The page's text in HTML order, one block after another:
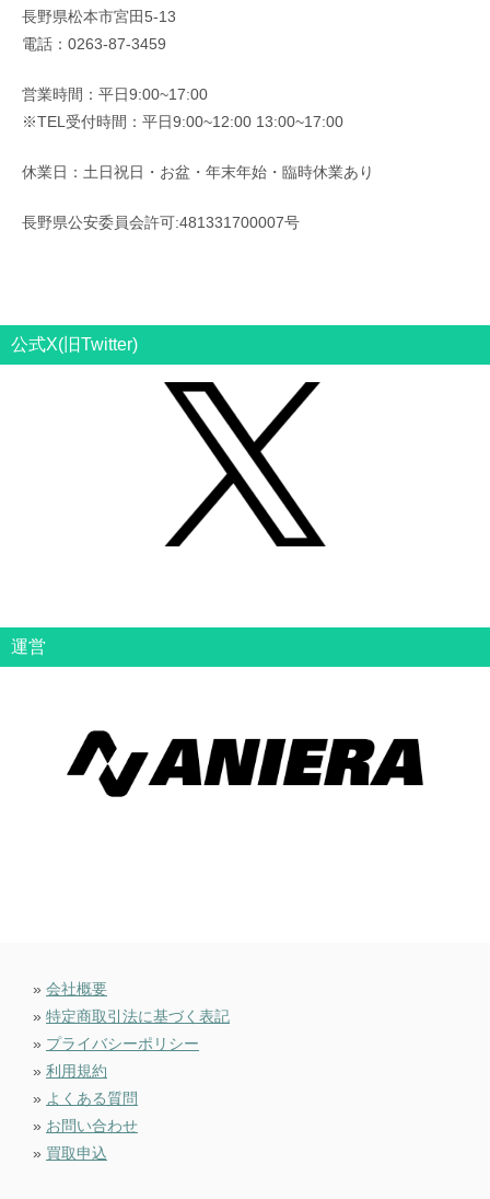
長野県松本市宮田5-13
電話：0263-87-3459
営業時間：平日9:00~17:00
※TEL受付時間：平日9:00~12:00 13:00~17:00
休業日：土日祝日・お盆・年末年始・臨時休業あり
長野県公安委員会許可:481331700007号
公式X(旧Twitter)
運営
» 会社概要
» 特定商取引法に基づく表記
» プライバシーポリシー
» 利用規約
» よくある質問
» お問い合わせ
» 買取申込